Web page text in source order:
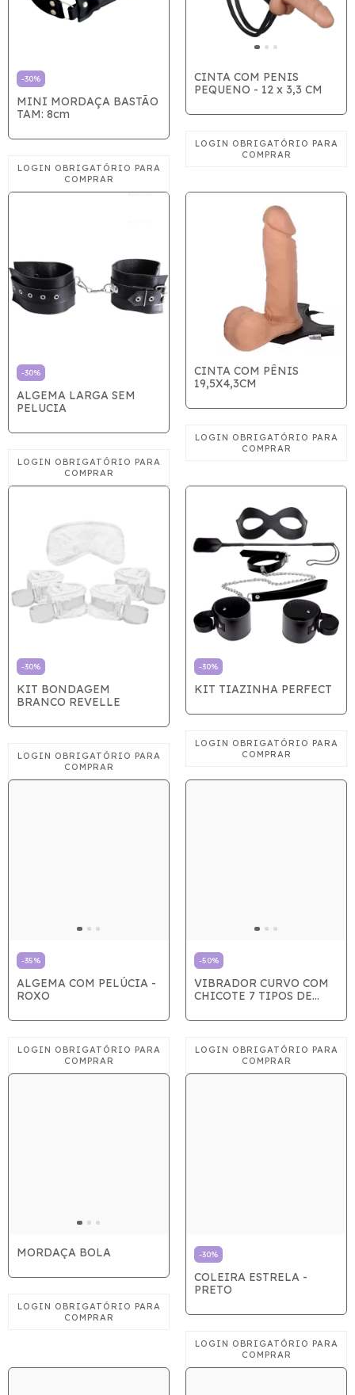
-30%
MINI MORDAÇA BASTÃO
TAM: 8cm
CINTA COM PENIS
PEQUENO - 12 x 3,3 CM
-30%
ALGEMA LARGA SEM
PELUCIA
CINTA COM PÊNIS
19,5X4,3CM
-30%
KIT BONDAGEM
BRANCO REVELLE
-30%
KIT TIAZINHA PERFECT
-35%
ALGEMA COM PELÚCIA -
ROXO
-50%
VIBRADOR CURVO COM
CHICOTE 7 TIPOS DE
MORDAÇA BOLA -30%
COLEIRA ESTRELA -
PRETO